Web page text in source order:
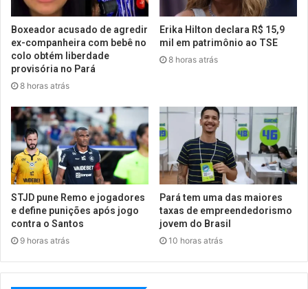
Boxeador acusado de agredir
ex-companheira com bebê no
colo obtém liberdade
provisória no Pará
8 horas atrás
Erika Hilton declara R$ 15,9
mil em patrimônio ao TSE
8 horas atrás
STJD pune Remo e jogadores
e define punições após jogo
contra o Santos
9 horas atrás
Pará tem uma das maiores
taxas de empreendedorismo
jovem do Brasil
10 horas atrás